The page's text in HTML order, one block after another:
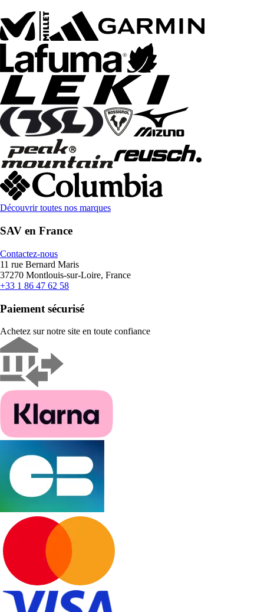
Découvrir toutes nos marques
SAV en France
Contactez-nous
11 rue Bernard Maris
37270 Montlouis-sur-Loire, France
+33 1 86 47 62 58
Paiement sécurisé
Achetez sur notre site en toute confiance